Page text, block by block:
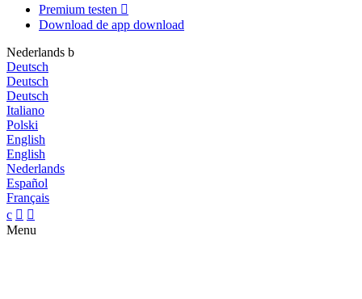
Premium testen 
Download de app download
Nederlands b
Deutsch
Deutsch
Deutsch
Italiano
Polski
English
English
Nederlands
Español
Français
c  
Menu